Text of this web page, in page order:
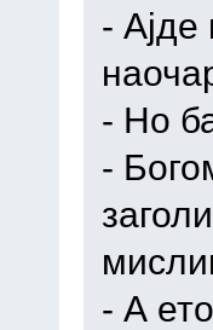
- Ајде
- Но
-
- А